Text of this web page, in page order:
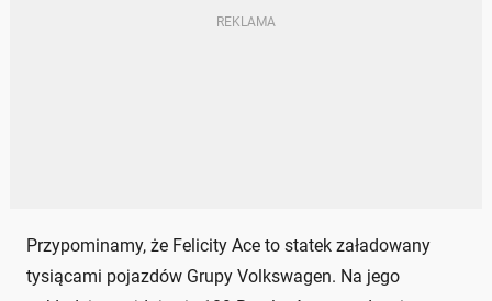
Przypominamy, że Felicity Ace to statek załadowany
tysiącami pojazdów Grupy Volkswagen. Na jego